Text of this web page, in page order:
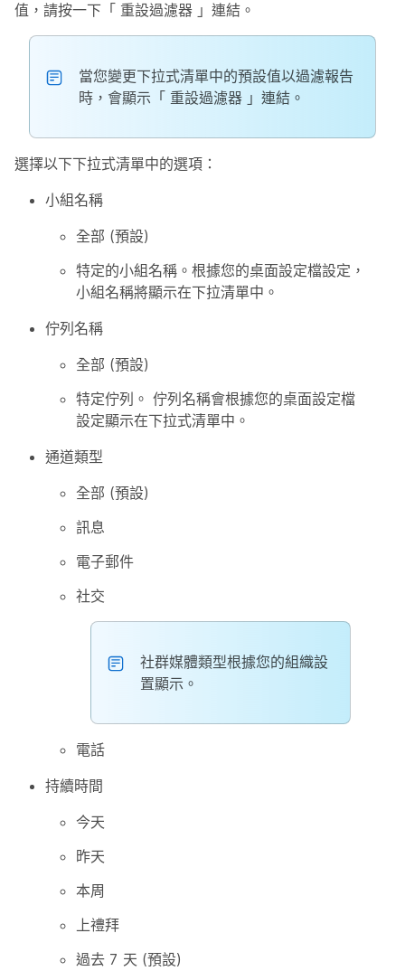
值，請按一下「 重設過濾器 」連結。
當您變更下拉式清單中的預設值以過濾報告
時，會顯示「 重設過濾器 」連結。
選擇以下下拉式清單中的選項：
小組名稱
全部 (預設)
特定的小組名稱。根據您的桌面設定檔設定，
小組名稱將顯示在下拉清單中。
佇列名稱
全部 (預設)
特定佇列。 佇列名稱會根據您的桌面設定檔
設定顯示在下拉式清單中。
通道類型
全部 (預設)
訊息
電子郵件
社交
社群媒體類型根據您的組織設
置顯示。
電話
持續時間
今天
昨天
本周
上禮拜
過去 7 天 (預設)